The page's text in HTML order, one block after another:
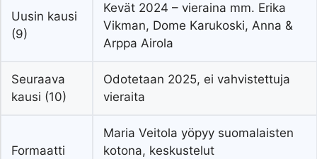
Uusin kausi
(9)
Kevät 2024 – vieraina mm. Erika
Vikman, Dome Karukoski, Anna &
Arppa Airola
Seuraava
kausi (10)
Odotetaan 2025, ei vahvistettuja
vieraita
Formaatti
Maria Veitola yöpyy suomalaisten
kotona, keskustelut